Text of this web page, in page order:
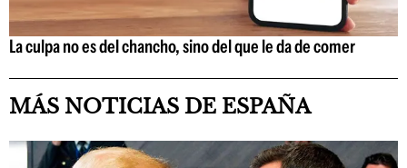
La culpa no es del chancho, sino del que le da de comer
MÁS NOTICIAS DE ESPAÑA